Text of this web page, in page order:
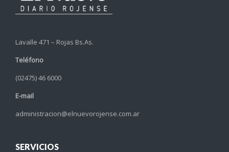
Lavalle 471 – Rojas Bs.As.
Teléfono
(02475) 46 6000
E-mail
administracion@elnuevorojense.com.ar
SERVICIOS